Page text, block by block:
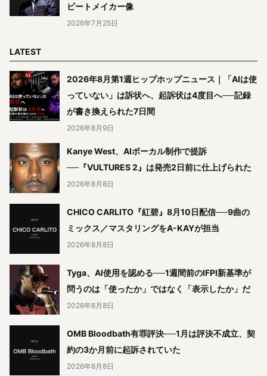
ビートメイカー像
2026年7月25日
LATEST
2026年8月第1週ヒップホップニュース｜「AIは使
っていない」は訴状へ、起訴状は4度目へ──記録
が書き換えられた7日間
2026年8月9日
Kanye West、AIボーカル制作で提訴
──『VULTURES 2』は発売2日前に仕上げられた
2026年8月8日
CHICO CARLITO『紅碧』8月10日配信──9曲の
ミックス／マスタリングをA-KAYが担当
2026年8月8日
Tyga、AI使用を認める──1週間前のIFPI新基準が
問うのは「使ったか」ではなく「表示したか」だ
2026年8月8日
OMB Bloodbath有罪評決──1月は評決不成立、契
約の3か月前に起訴されていた
2026年8月8日